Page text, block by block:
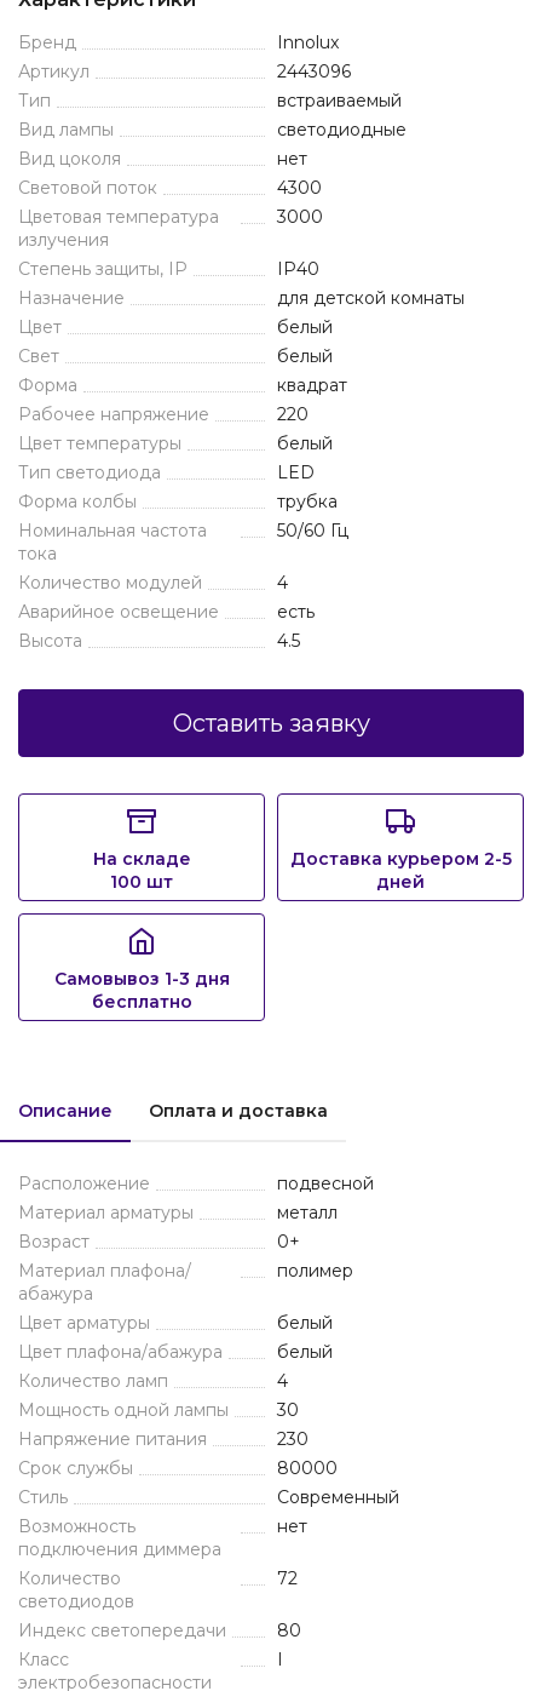
Бренд
Innolux
Артикул
2443096
Тип
встраиваемый
Вид лампы
светодиодные
Вид цоколя
нет
Световой поток
4300
Цветовая температура
излучения
3000
Степень защиты, IP
IP40
Назначение
для детской комнаты
Цвет
белый
Свет
белый
Форма
квадрат
Рабочее напряжение
220
Цвет температуры
белый
Тип светодиода
LED
Форма колбы
трубка
Номинальная частота
тока
50/60 Гц
Количество модулей
4
Аварийное освещение
есть
Высота
4.5
Оставить заявку
На складе
100 шт
Доставка курьером 2-5
дней
Самовывоз 1-3 дня
бесплатно
Описание Оплата и доставка
Расположение
подвесной
Материал арматуры
металл
Возраст
0+
Материал плафона/
абажура
полимер
Цвет арматуры
белый
Цвет плафона/абажура
белый
Количество ламп
4
Мощность одной лампы
30
Напряжение питания
230
Срок службы
80000
Стиль
Современный
Возможность
подключения диммера
нет
Количество
светодиодов
72
Индекс светопередачи
80
Класс
электробезопасности
I